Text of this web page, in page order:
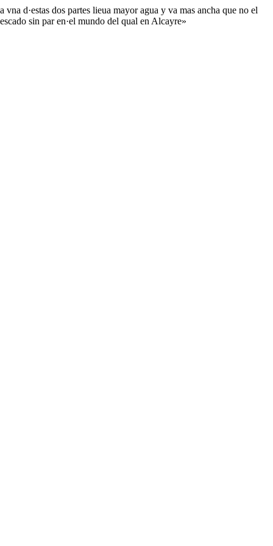
d·estas dos partes lieua mayor agua y va mas ancha que no el
sin par en·el mundo del qual en Alcayre»